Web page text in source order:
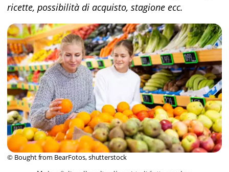
ricette, possibilità di acquisto, stagione ecc.
© Bought from BearFotos, shutterstock